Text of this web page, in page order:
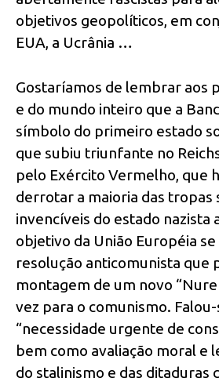
objetivos geopolíticos, em
EUA, a Ucrânia …
Gostaríamos de lembrar aos
e do mundo inteiro que a
símbolo do primeiro estado
que subiu triunfante no
pelo Exército Vermelho, que
derrotar a maioria das tropas
invencíveis do estado nazista
objetivo da União Européia
resolução anticomunista que
montagem de um novo
vez para o comunismo.
“necessidade urgente de
bem como avaliação moral e
do stalinismo e das ditaduras